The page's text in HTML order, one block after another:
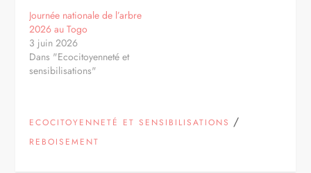
Journée nationale de l’arbre
2026 au Togo
3 juin 2026
Dans "Ecocitoyenneté et
sensibilisations"
ECOCITOYENNETÉ ET SENSIBILISATIONS /
REBOISEMENT